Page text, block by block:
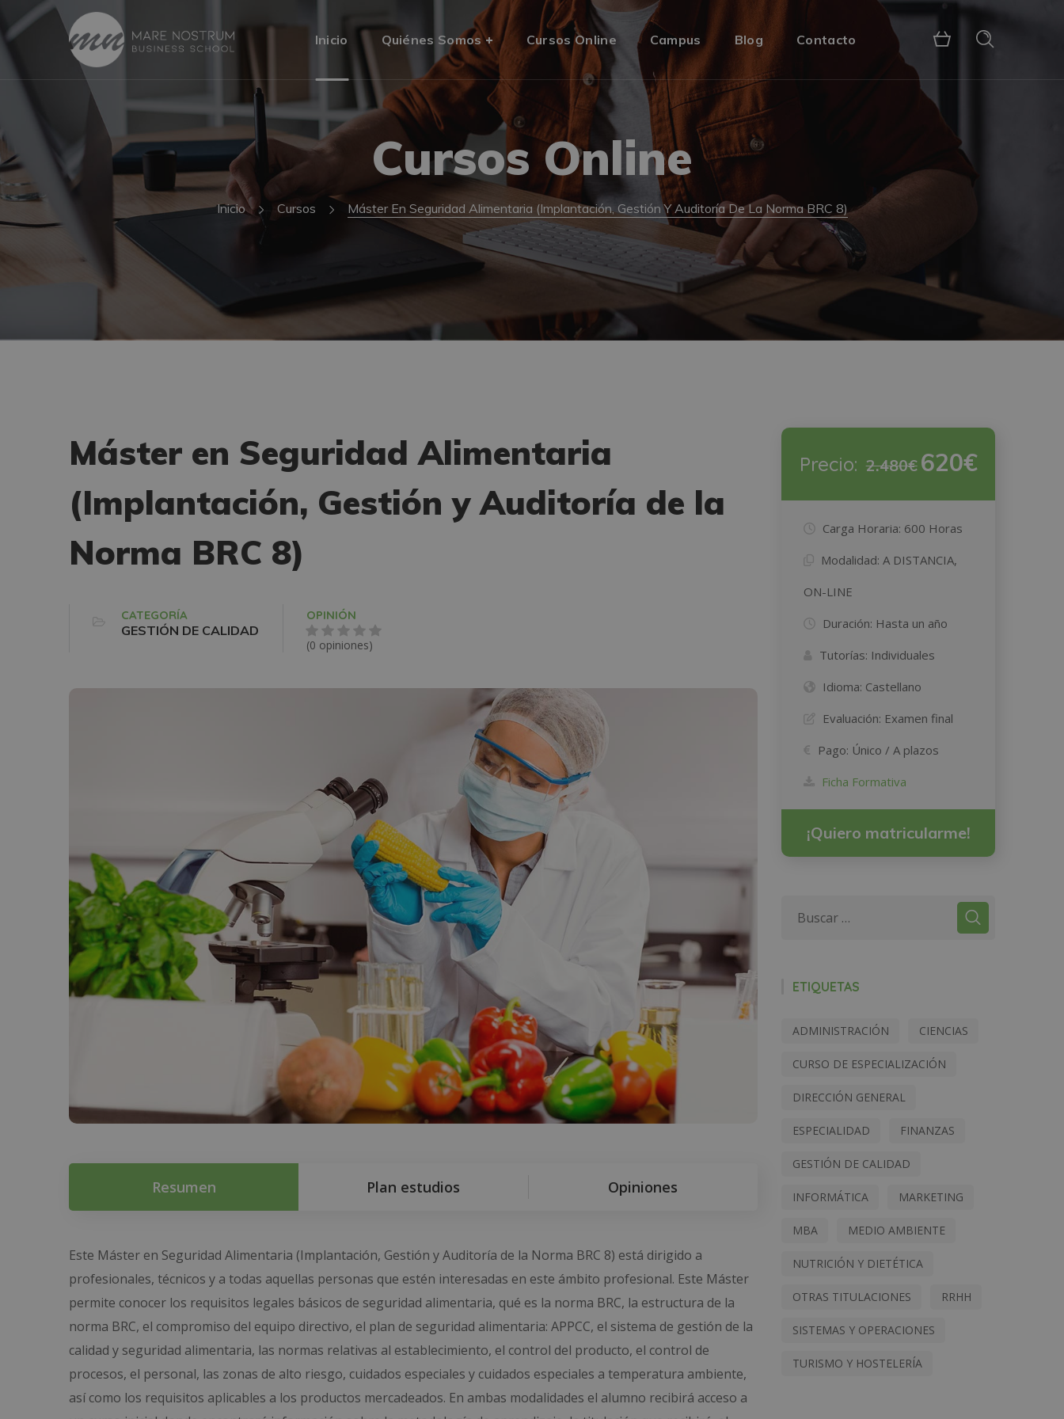
Inicio Quiénes Somos Cursos Online Campus Blog Contacto
Cursos Online
Inicio Cursos Máster En Seguridad Alimentaria (Implantación, Gestión Y Auditoría De La Norma BRC 8)
Máster en Seguridad Alimentaria
(Implantación, Gestión y Auditoría de la
Norma BRC 8)
CATEGORÍA
GESTIÓN DE CALIDAD
OPINIÓN
(0 opiniones)
Resumen Plan estudios Opiniones
Este Máster en Seguridad Alimentaria (Implantación, Gestión y Auditoría de la Norma BRC 8) está dirigido a
profesionales, técnicos y a todas aquellas personas que estén interesadas en este ámbito profesional. Este Máster
permite conocer los requisitos legales básicos de seguridad alimentaria, qué es la norma BRC, la estructura de la
norma BRC, el compromiso del equipo directivo, el plan de seguridad alimentaria: APPCC, el sistema de gestión de la
calidad y seguridad alimentaria, las normas relativas al establecimiento, el control del producto, el control de
procesos, el personal, las zonas de alto riesgo, cuidados especiales y cuidados especiales a temperatura ambiente,
así como los requisitos aplicables a los productos mercadeados. En ambas modalidades el alumno recibirá acceso a
Precio: 2.480€ 620€
Carga Horaria: 600 Horas
Modalidad: A DISTANCIA,
ON-LINE
Duración: Hasta un año
Tutorías: Individuales
Idioma: Castellano
Evaluación: Examen final
Pago: Único / A plazos
Ficha Formativa
¡Quiero matricularme!
ETIQUETAS
ADMINISTRACIÓN CIENCIAS
CURSO DE ESPECIALIZACIÓN
DIRECCIÓN GENERAL
ESPECIALIDAD FINANZAS
GESTIÓN DE CALIDAD
INFORMÁTICA MARKETING
MBA MEDIO AMBIENTE
NUTRICIÓN Y DIETÉTICA
OTRAS TITULACIONES RRHH
SISTEMAS Y OPERACIONES
TURISMO Y HOSTELERÍA